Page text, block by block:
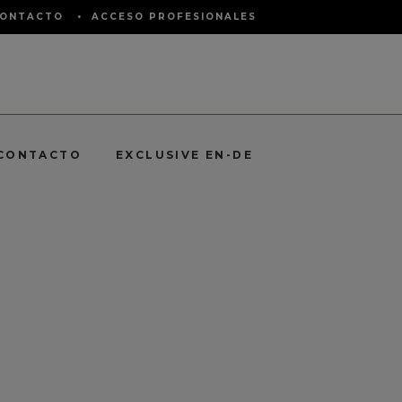
• ACCESO PROFESIONALES
EXCLUSIVE EN-DE